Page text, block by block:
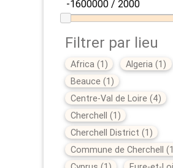
Filtrer par lieu
Africa(1) Algeria(1)
Beauce(1)
Centre-Val de Loire(4)
Cherchell (1)
Cherchell District (1)
Commune de Cherchell (1